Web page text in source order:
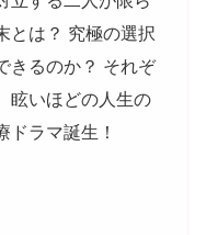
とは？ 究極の選択
きるのか？ それぞ
眩いほどの人生の
ドラマ誕生！